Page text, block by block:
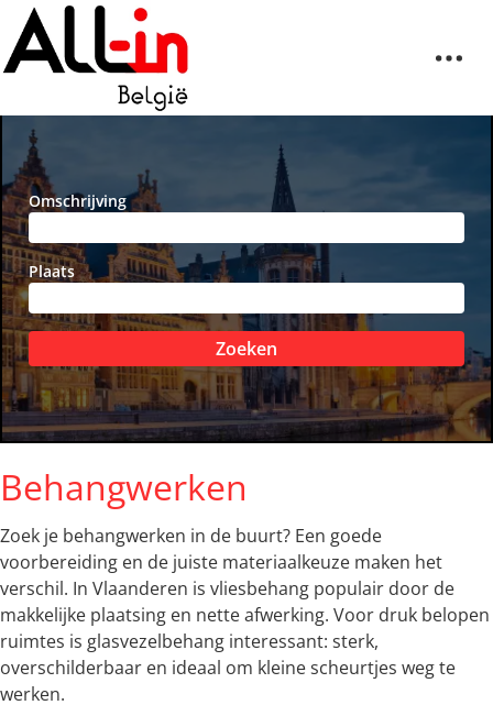
Omschrijving
Plaats
Zoeken
Behangwerken
Zoek je behangwerken in de buurt? Een goede
voorbereiding en de juiste materiaalkeuze maken het
verschil. In Vlaanderen is vliesbehang populair door de
makkelijke plaatsing en nette afwerking. Voor druk belopen
ruimtes is glasvezelbehang interessant: sterk,
overschilderbaar en ideaal om kleine scheurtjes weg te
werken.